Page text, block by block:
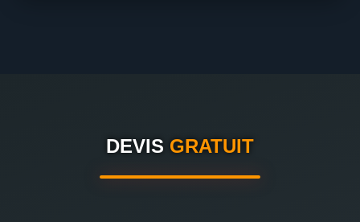
DEVIS GRATUIT